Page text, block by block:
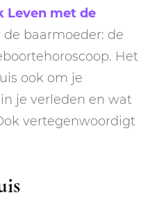
Leven met de
baarmoeder: de
Het
ook om je
je verleden en wat
vertegenwoordigt